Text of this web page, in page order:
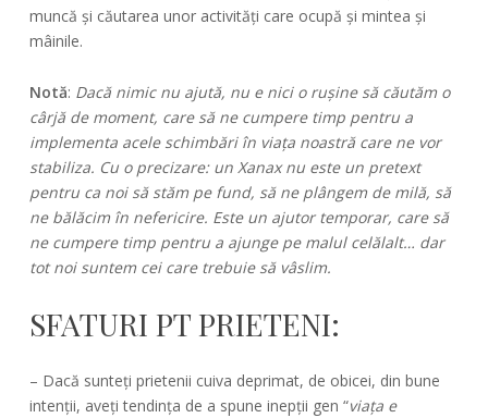
muncă și căutarea unor activități care ocupă și mintea și
mâinile.
Notă: Dacă nimic nu ajută, nu e nici o rușine să căutăm o
cârjă de moment, care să ne cumpere timp pentru a
implementa acele schimbări în viața noastră care ne vor
stabiliza. Cu o precizare: un Xanax nu este un pretext
pentru ca noi să stăm pe fund, să ne plângem de milă, să
ne bălăcim în nefericire. Este un ajutor temporar, care să
ne cumpere timp pentru a ajunge pe malul celălalt… dar
tot noi suntem cei care trebuie să vâslim.
SFATURI PT PRIETENI:
– Dacă sunteți prietenii cuiva deprimat, de obicei, din bune
intenții, aveți tendința de a spune inepții gen “viața e